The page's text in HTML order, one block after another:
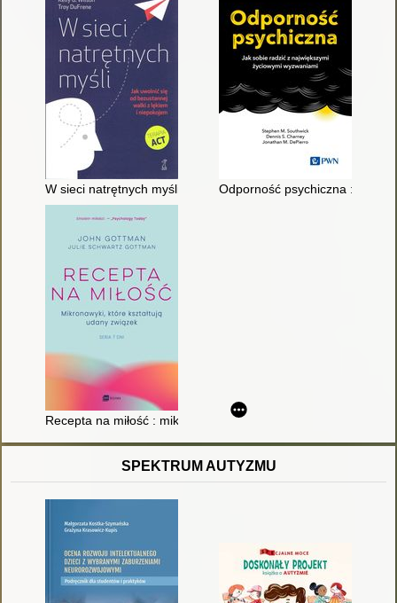
W sieci natrętnych myśli : jak uwolnić się od bezustannej walki
Odporność psychiczna : jak
Recepta na miłość : mikronawyki, które kształtują udany
SPEKTRUM AUTYZMU